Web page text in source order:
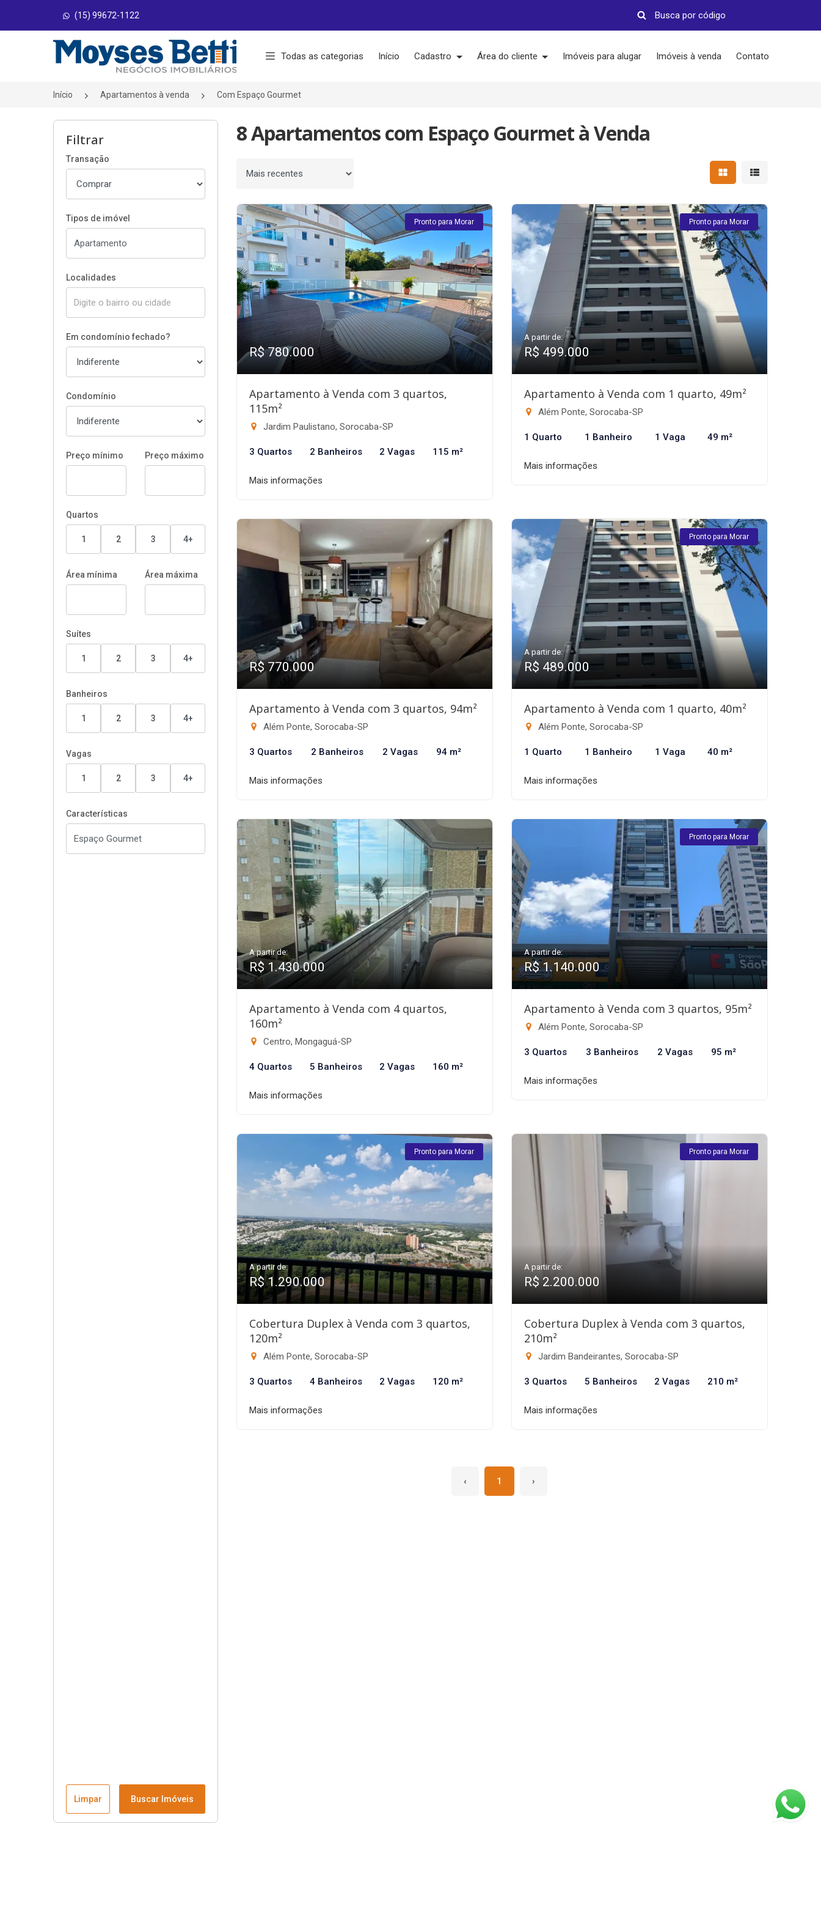
(15) 99672-1122
Página inicial Todas as categorias Início Cadastro Área do cliente Imóveis para alugar Imóveis à venda Contato
Início Apartamentos à venda Com Espaço Gourmet
Filtrar
Transação
Tipos de imóvel
Localidades
Em condomínio fechado?
Condomínio
Preço mínimo Preço máximo
Quartos
1 2 3 4+
Área mínima Área máxima
Suítes
1 2 3 4+
Banheiros
1 2 3 4+
Vagas
1 2 3 4+
Características
Limpar Buscar Imóveis
8 Apartamentos com Espaço Gourmet à Venda
Ordenar por Mostrar resultados em
Mostrar
Pronto para Morar
R$ 780.000
Apartamento à Venda com 3 quartos,
115m²
Jardim Paulistano, Sorocaba-SP
3 Quartos 2 Banheiros 2 Vagas 115 m²
Mais informações
Pronto para Morar
A partir de:
R$ 499.000
Apartamento à Venda com 1 quarto, 49m²
Além Ponte, Sorocaba-SP
1 Quarto 1 Banheiro 1 Vaga 49 m²
Mais informações
R$ 770.000
Apartamento à Venda com 3 quartos, 94m²
Além Ponte, Sorocaba-SP
3 Quartos 2 Banheiros 2 Vagas 94 m²
Mais informações
Pronto para Morar
A partir de:
R$ 489.000
Apartamento à Venda com 1 quarto, 40m²
Além Ponte, Sorocaba-SP
1 Quarto 1 Banheiro 1 Vaga 40 m²
Mais informações
A partir de:
R$ 1.430.000
Apartamento à Venda com 4 quartos,
160m²
Centro, Mongaguá-SP
4 Quartos 5 Banheiros 2 Vagas 160 m²
Mais informações
Pronto para Morar
A partir de:
R$ 1.140.000
Apartamento à Venda com 3 quartos, 95m²
Além Ponte, Sorocaba-SP
3 Quartos 3 Banheiros 2 Vagas 95 m²
Mais informações
Pronto para Morar
A partir de:
R$ 1.290.000
Cobertura Duplex à Venda com 3 quartos,
120m²
Além Ponte, Sorocaba-SP
3 Quartos 4 Banheiros 2 Vagas 120 m²
Mais informações
Pronto para Morar
A partir de:
R$ 2.200.000
Cobertura Duplex à Venda com 3 quartos,
210m²
Jardim Bandeirantes, Sorocaba-SP
3 Quartos 5 Banheiros 2 Vagas 210 m²
Mais informações
‹ 1 ›